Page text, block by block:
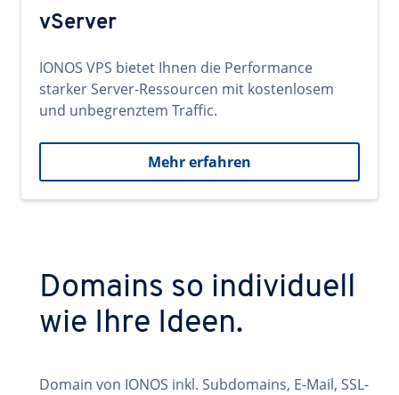
vServer
IONOS VPS bietet Ihnen die Performance
starker Server-Ressourcen mit kostenlosem
und unbegrenztem Traffic.
Mehr erfahren
Domains so individuell
wie Ihre Ideen.
Domain von IONOS inkl. Subdomains, E-Mail, SSL-